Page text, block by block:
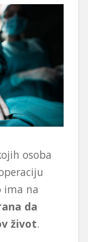
osoba
ima na
da
život.